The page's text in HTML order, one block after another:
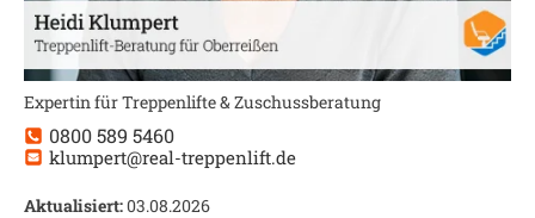
Expertin für Treppenlifte & Zuschussberatung
0800 589 5460
klumpert@real-treppenlift.de
Aktualisiert:03.08.2026